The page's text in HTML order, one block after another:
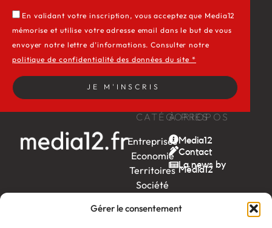
Gérer le consentement
CATÉGORIES
Entreprises
Economie
Territoires
Société
end
À PROPOS
Media12
Contact
La news by
Média12
En validant votre inscription, vous acceptez que Media12
mémorise et utilise votre adresse email dans le but de vous
envoyer notre lettre d’informations. Consulter notre
politique de confidentialité des données du site *
JE M'INSCRIS